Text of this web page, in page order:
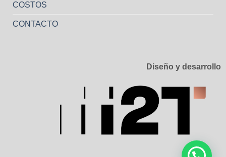
COSTOS
CONTACTO
Diseño y desarrollo